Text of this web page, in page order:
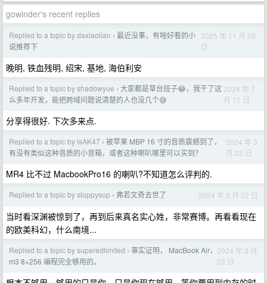
gowinder's recent replies
Replied to a topic by daxiaolian › 最近没事，有啥好看的小
说推荐下
2025 年 11 月 28
日
晚明, 铁血残明, 绍宋, 基地, 海伯利安
Replied to a topic by shadowyue › 大家都是草台班子😂，我干了这
么多年开发，能把跨域问题说清楚的人也没几个😅
2024 年 7
月 11 日
分享得很好. 下次多来点.
Replied to a topic by isAK47 › 被苹果 MBP 16 寸的音质震撼到了，
有没有类似这种音质的小音箱，或者这种喇叭哪里可以买到？
2024 年 3
月 22 日
MR4 比不过 MacbookPro16 的喇叭?不知道怎么评判的.
Replied to a topic by sloppysop › 弗若文奇去世了 2024 年 3 月 22 日
当时看深渊被惊到了，再到后来真名实心姓，非常赛博。再看看现在
的欧美科幻，什么南境...
Replied to a topic by superedlimited › 事实证明， MacBook Air，
m3 8+256 编程完全够用的。
2024 年 3 月
22 日